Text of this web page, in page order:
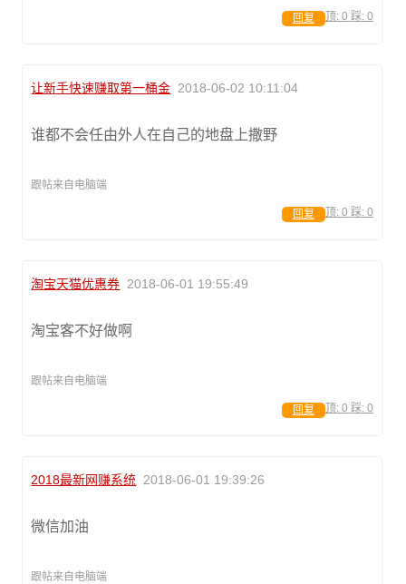
顶: 0 踩: 0
回复
让新手快速赚取第一桶金 2018-06-02 10:11:04
谁都不会任由外人在自己的地盘上撒野
跟帖来自电脑端
顶: 0 踩: 0
回复
淘宝天猫优惠券 2018-06-01 19:55:49
淘宝客不好做啊
跟帖来自电脑端
顶: 0 踩: 0
回复
2018最新网赚系统 2018-06-01 19:39:26
微信加油
跟帖来自电脑端